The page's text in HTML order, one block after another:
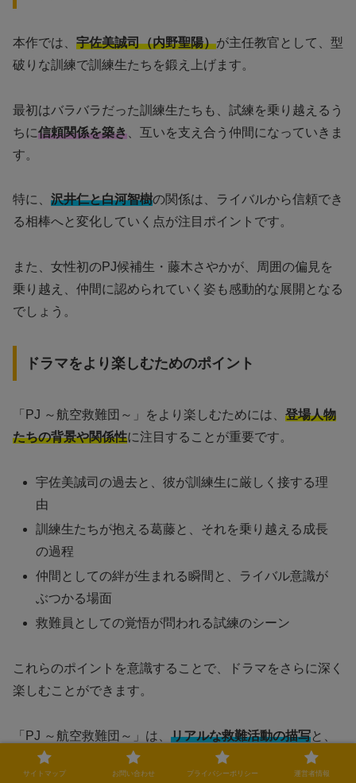
本作では、 宇佐美誠司（内野聖陽）が主任教官として、型
破りな訓練で訓練生たちを鍛え上げます。
最初はバラバラだった訓練生たちも、試練を乗り越えるう
ちに信頼関係を築き 、互いを支え合う仲間になっていきま
す。
特に、 沢井仁と白河智樹の関係は、ライバルから信頼でき
る相棒へと変化していく点が注目ポイントです。
また、女性初のPJ候補生・藤木さやかが、周囲の偏見を
乗り越え、仲間に認められていく姿も感動的な展開となる
でしょう。
ドラマをより楽しむためのポイント
「PJ ～航空救難団～」をより楽しむためには、 登場人物
たちの背景や関係性に注目することが重要です。
宇佐美誠司の過去と、彼が訓練生に厳しく接する理
由
訓練生たちが抱える葛藤と、それを乗り越える成長
の過程
仲間としての絆が生まれる瞬間と、ライバル意識が
ぶつかる場面
救難員としての覚悟が問われる試練のシーン
これらのポイントを意識することで、ドラマをさらに深く
楽しむことができます。
「PJ ～航空救難団～」は、 リアルな救難活動の描写と、
熱い人間ドラマ
が融合した作品。
サイトマップ お問い合わせ プライバシーポリシー 運営者情報